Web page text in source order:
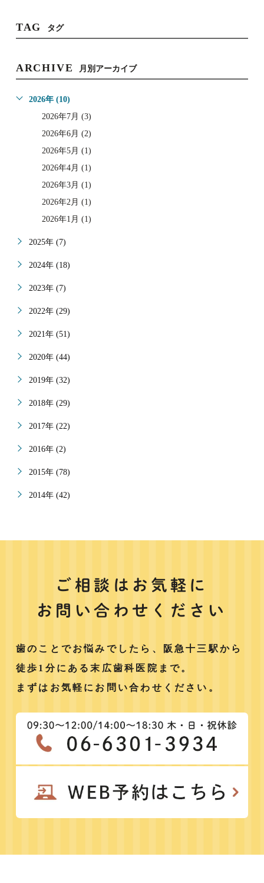
TAG タグ
ARCHIVE 月別アーカイブ
2026年 (10)
2026年7月 (3)
2026年6月 (2)
2026年5月 (1)
2026年4月 (1)
2026年3月 (1)
2026年2月 (1)
2026年1月 (1)
2025年 (7)
2024年 (18)
2023年 (7)
2022年 (29)
2021年 (51)
2020年 (44)
2019年 (32)
2018年 (29)
2017年 (22)
2016年 (2)
2015年 (78)
2014年 (42)
ご相談はお気軽に
お問い合わせください
歯のことでお悩みでしたら、阪急十三駅から
徒歩1分にある末広歯科医院まで。
まずはお気軽にお問い合わせください。